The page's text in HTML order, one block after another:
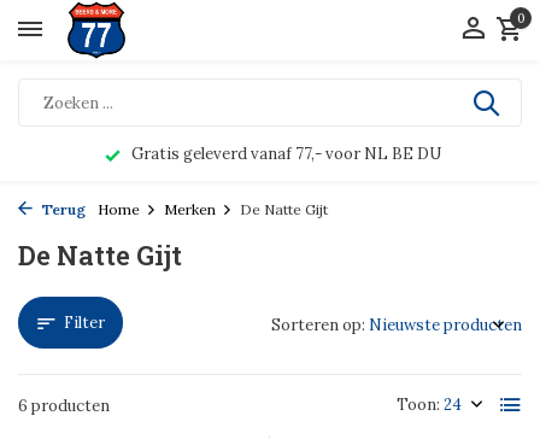
0
Gratis geleverd vanaf 77,- voor NL BE DU
Terug Home Merken De Natte Gijt
De Natte Gijt
Filter
6 producten Toon:
Sorteren op: